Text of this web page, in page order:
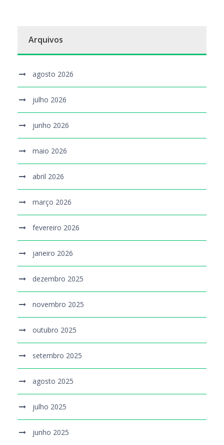
Arquivos
agosto 2026
julho 2026
junho 2026
maio 2026
abril 2026
março 2026
fevereiro 2026
janeiro 2026
dezembro 2025
novembro 2025
outubro 2025
setembro 2025
agosto 2025
julho 2025
junho 2025